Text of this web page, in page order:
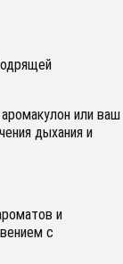
или ваш
дыхания и
и
с